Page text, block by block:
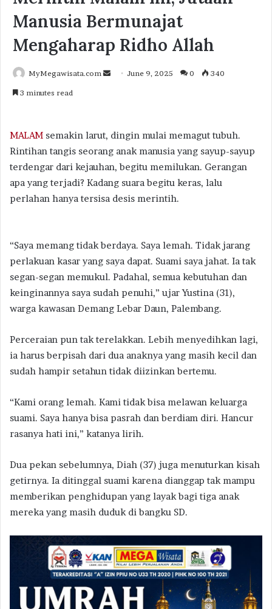
Manusia Bermunajat
Mengaharap Ridho Allah
MyMegawisata.com
SendJune 9, 2025 0 340
3 minutes read
MALAM semakin larut, dingin mulai memagut tubuh.
Rintihan tangis seorang anak manusia yang sayup-sayup
terdengar dari kejauhan, begitu memilukan. Gerangan
apa yang terjadi? Kadang suara begitu keras, lalu
perlahan hanya tersisa desis merintih.
“Saya memang tidak berdaya. Saya lemah. Tidak jarang
perlakuan kasar yang saya dapat. Suami saya jahat. Ia tak
segan-segan memukul. Padahal, semua kebutuhan dan
keinginannya saya sudah penuhi,” ujar Yustina (31),
warga kawasan Demang Lebar Daun, Palembang.
Perceraian pun tak terelakkan. Lebih menyedihkan lagi,
ia harus berpisah dari dua anaknya yang masih kecil dan
sudah hampir setahun tidak diizinkan bertemu.
“Kami orang lemah. Kami tidak bisa melawan keluarga
suami. Saya hanya bisa pasrah dan berdiam diri. Hancur
rasanya hati ini,” katanya lirih.
Dua pekan sebelumnya, Diah (37) juga menuturkan kisah
getirnya. Ia ditinggal suami karena dianggap tak mampu
memberikan penghidupan yang layak bagi tiga anak
mereka yang masih duduk di bangku SD.